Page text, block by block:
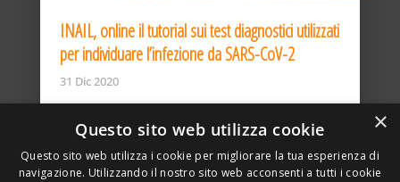
INAIL, online il tutorial sui test diagnostici utilizzati
per individuare l’infezione da SARS-CoV-2
31 Dic 2020
×
Questo sito web utilizza cookie
Questo sito web utilizza i cookie per migliorare la tua esperienza di
navigazione. Utilizzando il nostro sito web acconsenti a tutti i cookie